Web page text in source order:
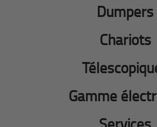
Dumpers
Chariots
Gamme